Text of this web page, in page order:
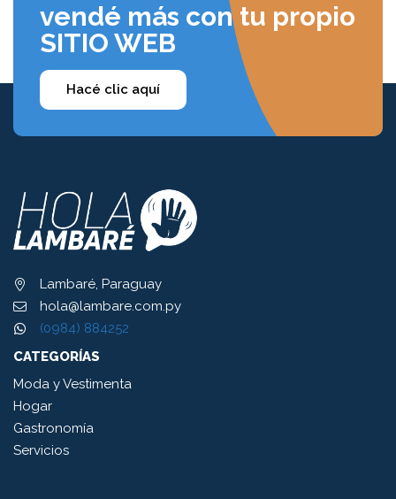
vendé más con tu propio
SITIO WEB
Hacé clic aquí
Lambaré, Paraguay
hola@lambare.com.py
(0984) 884252
CATEGORÍAS
Moda y Vestimenta
Hogar
Gastronomía
Servicios